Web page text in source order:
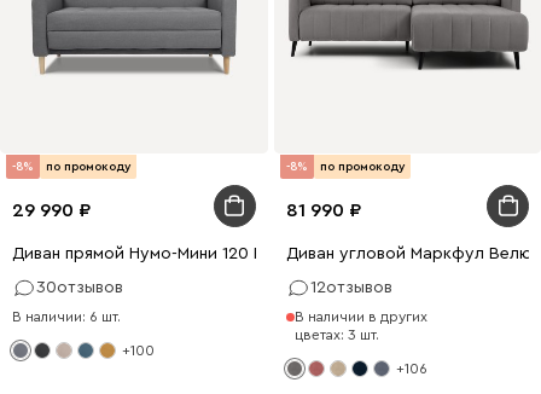
-8% по промокоду
29 990
Диван прямой Нумо-Мини 120 Рогожка Серый
30отзывов
В наличии: 6 шт.
+100
-8% по промокоду
81 990
Диван угловой Маркфул
12отзывов
В наличии в других
цветах: 3 шт.
+106